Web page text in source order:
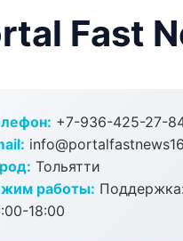
Fast
+7-936-425-27-
Тольятти
работы:
18:00